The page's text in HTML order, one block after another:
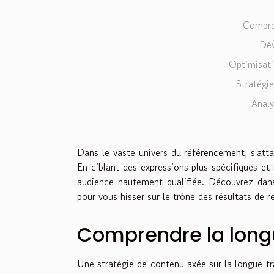
Dans le vaste univers du référencement,
En ciblant des expressions plus spécifiques
audience hautement qualifiée. Découvrez
pour vous hisser sur le trône des résultats de
Comprendre la
Une stratégie de contenu axée sur la longue